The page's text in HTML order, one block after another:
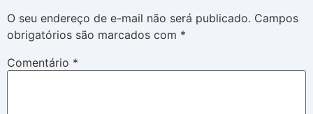
O seu endereço de e-mail não será publicado. Campos
obrigatórios são marcados com *
Comentário *